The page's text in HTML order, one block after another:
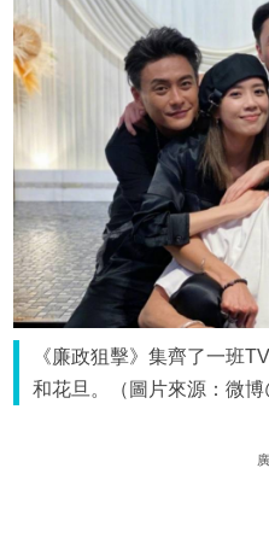
《廉政狙擊》集齊了一班
和花旦。（圖片來源：微博